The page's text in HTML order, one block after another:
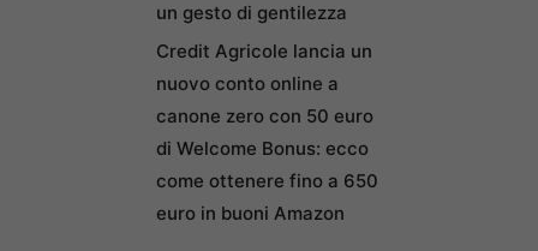
un gesto di gentilezza
Credit Agricole lancia un
nuovo conto online a
canone zero con 50 euro
di Welcome Bonus: ecco
come ottenere fino a 650
euro in buoni Amazon